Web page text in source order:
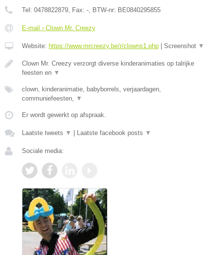
Tel: 0478822879, Fax: -, BTW-nr: BE0840295855
E-mail › Clown Mr. Creezy
Website: https://www.mrcreezy.be/r/clowns1.php Screenshot ▼
Clown Mr. Creezy verzorgt diverse kinderanimaties op talrijke
feesten en ▼
clown, kinderanimatie, babyborrels, verjaardagen,
communiefeesten, ▼
Er wordt gewerkt op afspraak.
Laatste tweets ▼ Laatste facebook posts ▼
Sociale media: